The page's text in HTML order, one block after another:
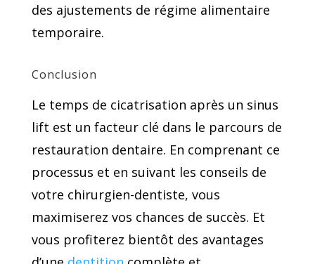
des ajustements de régime alimentaire
temporaire.
Conclusion
Le temps de cicatrisation après un sinus
lift est un facteur clé dans le parcours de
restauration dentaire. En comprenant ce
processus et en suivant les conseils de
votre chirurgien-dentiste, vous
maximiserez vos chances de succès. Et
vous profiterez bientôt des avantages